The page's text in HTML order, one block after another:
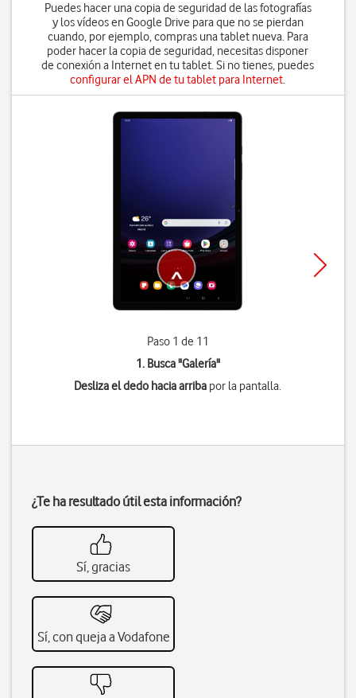
Puedes hacer una copia de seguridad de las fotografías
y los vídeos en Google Drive para que no se pierdan
cuando, por ejemplo, compras una tablet nueva. Para
poder hacer la copia de seguridad, necesitas disponer
de conexión a Internet en tu tablet. Si no tienes, puedes
configurar el APN de tu tablet para Internet.
Paso 1 de 11
1. Busca "Galería"
Desliza el dedo hacia arriba por la pantalla.
¿Te ha resultado útil esta información?
Sí, gracias
Sí, con queja a Vodafone